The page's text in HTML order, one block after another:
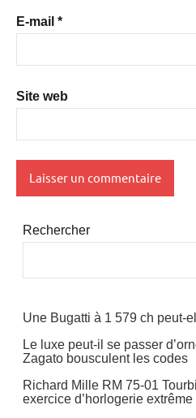
E-mail *
Site web
Rechercher
Une Bugatti à 1 579 ch peut-
Le luxe peut-il se passer
Zagato bousculent les codes
Richard Mille RM 75-01
exercice d’horlogerie extrême